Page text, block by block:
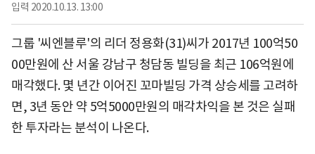
입력 2020.10.13. 13:00
그룹 '씨엔블루'의 리더 정용화(31)씨가 2017년 100억50
00만원에 산 서울 강남구 청담동 빌딩을 최근 106억원에
매각했다. 몇 년간 이어진 꼬마빌딩 가격 상승세를 고려하
면, 3년 동안 약 5억5000만원의 매각차익을 본 것은 실패
한 투자라는 분석이 나온다.